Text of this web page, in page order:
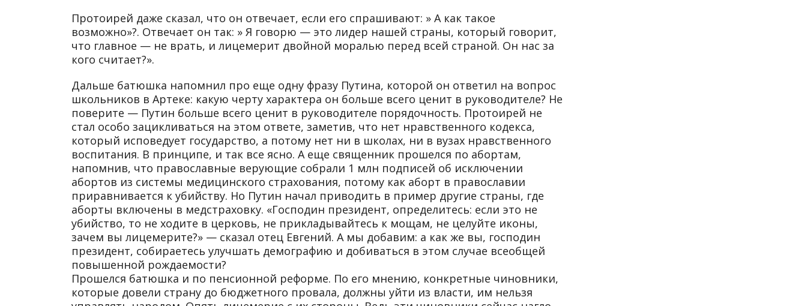
Протоирей даже сказал, что он отвечает, если его спрашивают: » А как такое
возможно»?. Отвечает он так: » Я говорю — это лидер нашей страны, который говорит,
что главное — не врать, и лицемерит двойной моралью перед всей страной. Он нас за
кого считает?».
Дальше батюшка напомнил про еще одну фразу Путина, которой он ответил на вопрос
школьников в Артеке: какую черту характера он больше всего ценит в руководителе? Не
поверите — Путин больше всего ценит в руководителе порядочность. Протоирей не
стал особо зацикливаться на этом ответе, заметив, что нет нравственного кодекса,
который исповедует государство, а потому нет ни в школах, ни в вузах нравственного
воспитания. В принципе, и так все ясно. А еще священник прошелся по абортам,
напомнив, что православные верующие собрали 1 млн подписей об исключении
абортов из системы медицинского страхования, потому как аборт в православии
приравнивается к убийству. Но Путин начал приводить в пример другие страны, где
аборты включены в медстраховку. «Господин президент, определитесь: если это не
убийство, то не ходите в церковь, не прикладывайтесь к мощам, не целуйте иконы,
зачем вы лицемерите?» — сказал отец Евгений. А мы добавим: а как же вы, господин
президент, собираетесь улучшать демографию и добиваться в этом случае всеобщей
повышенной рождаемости?
Прошелся батюшка и по пенсионной реформе. По его мнению, конкретные чиновники,
которые довели страну до бюджетного провала, должны уйти из власти, им нельзя